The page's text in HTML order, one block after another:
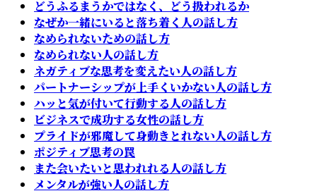
どうふるまうかではなく、どう扱われるか
なぜか一緒にいると落ち着く人の話し方
なめられないための話し方
なめられない人の話し方
ネガティブな思考を変えたい人の話し方
パートナーシップが上手くいかない人の話し方
ハッと気が付いて行動する人の話し方
ビジネスで成功する女性の話し方
プライドが邪魔して身動きとれない人の話し方
ポジティブ思考の罠
また会いたいと思われれる人の話し方
メンタルが強い人の話し方